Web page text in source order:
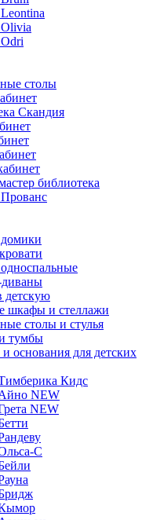
столы
Скандия
библиотека
шкафы и стеллажи
столы и стулья
тумбы
основания для детских
Кидс
NEW
NEW
С